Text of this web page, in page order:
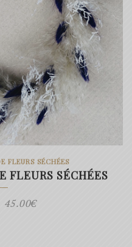
FLEURS SÉCHÉES
FLEURS SÉCHÉES
45.00€Plage